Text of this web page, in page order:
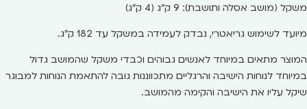
משקל (מושב אסלה ותושבת): 9 ק"ג (4 ק"ג)
מיועד לשימוש גריאטרי, נבדק לעמידה במשקל עד 182 ק"ג.
המוצר מתאים במיוחד לאנשים גבוהים וכבדי משקל שהמושב גדול
במיוחד לנוחות הישיבה והרגליים מתכווננות גובה להתאמת הנוחות למבוגר
שיקל עליו את הישיבה והקימה מהמושב.